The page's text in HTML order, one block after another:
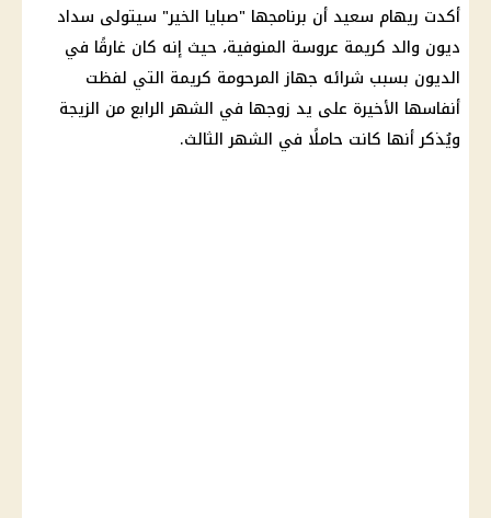
أكدت ريهام سعيد أن برنامجها "صبايا الخير" سيتولى سداد
ديون والد كريمة عروسة المنوفية، حيث إنه كان غارقًا في
الديون بسبب شرائه جهاز المرحومة كريمة التي لفظت
أنفاسها الأخيرة على يد زوجها في الشهر الرابع من الزيجة
ويُذكر أنها كانت حاملًا في الشهر الثالث.